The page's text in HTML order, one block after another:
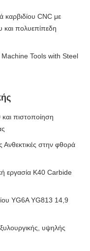
καρβιδίου CNC με
και πολυεπίπεδη
Tools with Steel
και πιστοποίηση
Ανθεκτικές στην φθορά
εργασία K40 Carbide
YG6A YG813 14,9
υψηλής